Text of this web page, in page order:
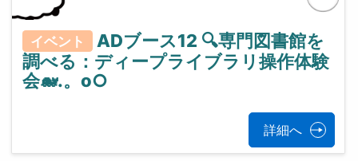
イベント
ADブース12 🔍専門図書館を
調べる：ディープライブラリ操作体験
会🐋.。o○
詳細へ